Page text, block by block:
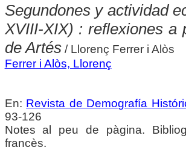
Segundones y actividad
XVIII-XIX) : reflexiones a
de Artés/ Llorenç Ferrer i Alòs
Ferrer i Alòs, Llorenç
En: Revista de Demografía
93-126
Notes al peu de pàgina.
francès.